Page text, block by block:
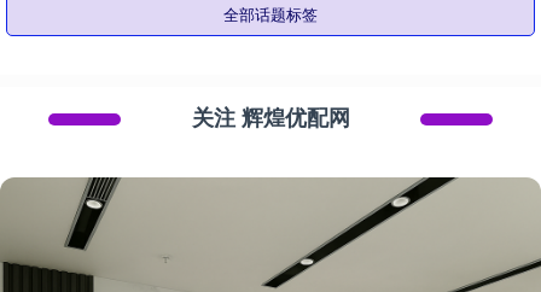
全部话题标签
关注 辉煌优配网